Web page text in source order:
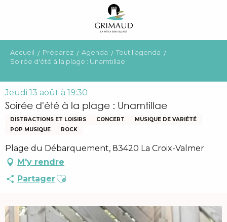
principal
Accueil Préparez Agenda
Tout l’agenda
Soirée d'été à la plage : Unamtillae
Jeudi 13 août à 19:30
Soirée d'été à la plage : Unamtillae
DISTRACTIONS ET LOISIRS CONCERT
MUSIQUE DE VARIÉTÉ
POP MUSIQUE
ROCK
Plage du Débarquement, 83420 La Croix-Valmer
M'y rendre
PartagerAjouter aux favoris